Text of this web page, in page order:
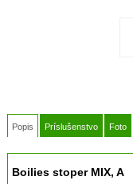
Popis Príslušenstvo Foto
Boilies stoper MIX, A